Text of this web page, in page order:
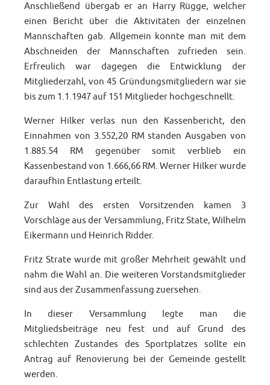
Anschließend übergab er an Harry Rügge, welcher
einen Bericht über die Aktivitäten der einzelnen
Mannschaften gab. Allgemein konnte man mit dem
Abschneiden der Mannschaften zufrieden sein.
Erfreulich war dagegen die Entwicklung der
Mitgliederzahl, von 45 Gründungsmitgliedern war sie
bis zum 1.1.1947 auf 151 Mitglieder hochgeschnellt.
Werner Hilker verlas nun den Kassenbericht, den
Einnahmen von 3.552,20 RM standen Ausgaben von
1.885.54 RM gegenüber somit verblieb ein
Kassenbestand von 1.666,66 RM. Werner Hilker wurde
daraufhin Entlastung erteilt.
Zur Wahl des ersten Vorsitzenden kamen 3
Vorschläge aus der Versammlung, Fritz State, Wilhelm
Eikermann und Heinrich Ridder.
Fritz Strate wurde mit großer Mehrheit gewählt und
nahm die Wahl an. Die weiteren Vorstandsmitglieder
sind aus der Zusammenfassung zuersehen.
In dieser Versammlung legte man die
Mitgliedsbeiträge neu fest und auf Grund des
schlechten Zustandes des Sportplatzes sollte ein
Antrag auf Renovierung bei der Gemeinde gestellt
werden.